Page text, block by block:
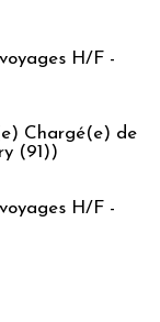
H/F -
Chargé(e) de
(91))
H/F -